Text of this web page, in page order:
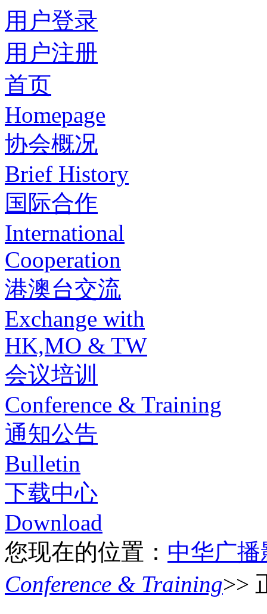
用户登录
用户注册
首页
Homepage
协会概况
Brief History
国际合作
International
Cooperation
港澳台交流
Exchange with
HK,MO & TW
会议培训
Conference & Training
通知公告
Bulletin
下载中心
Download
您现在的位置： 中华广
Conference & Training>>